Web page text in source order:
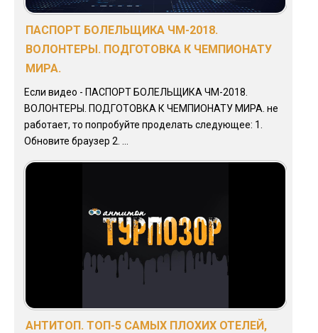
ПАСПОРТ БОЛЕЛЬЩИКА ЧМ-2018.
ВОЛОНТЕРЫ. ПОДГОТОВКА К ЧЕМПИОНАТУ
МИРА.
Если видео - ПАСПОРТ БОЛЕЛЬЩИКА ЧМ-2018.
ВОЛОНТЕРЫ. ПОДГОТОВКА К ЧЕМПИОНАТУ МИРА. не
работает, то попробуйте проделать следующее: 1.
Обновите браузер 2. ...
АНТИТОП. ТОП-5 САМЫХ ПЛОХИХ ОТЕЛЕЙ,